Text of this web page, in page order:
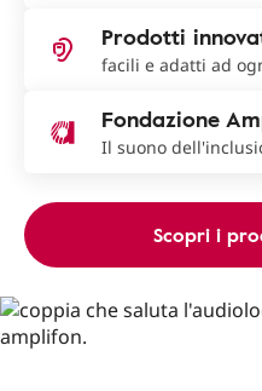
Prodotti
facili e adatti ad
Fondazione
Il suono
Scopri i